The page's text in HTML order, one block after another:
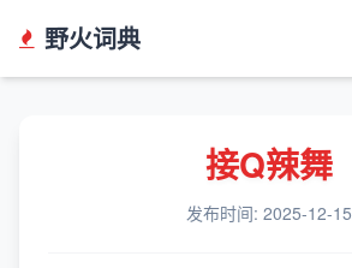
野火词典
接Q辣舞
发布时间: 2025-12-15